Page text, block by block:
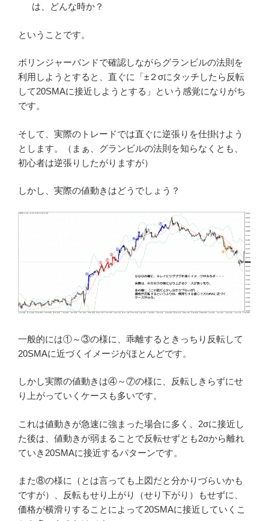
は、どんな時か？
ということです。
ボリンジャーバンドで確認しながらグランビルの法則を
利用しようとすると、直ぐに「±２σにタッチしたら反転
して20SMAに接近しようとする」という感覚になりがち
です。
そして、実際のトレードでは直ぐに逆張りを仕掛けよう
とします。（まぁ、グランビルの法則を知らなくとも、
初心者は逆張りしたがりますが）
しかし、実際の値動きはどうでしょう？
一般的には①～③の様に、乖離するときっちり反転して
20SMAに近づくイメージがほとんどです。
しかし実際の値動きは④～⑦の様に、反転しきらずにせ
り上がっていくケースも多いです。
これは値動きが急速に強まった場合に多く、2σに接近し
た後は、値動きが弱まることで反転せずとも2σから離れ
ていき20SMAに接近するパターンです。
また⑧の様に（とは言っても上図だと分かりづらいかも
ですが）、反転もせり上がり（せり下がり）もせずに、
価格が横滑りすることによって20SMAに接近していくこ